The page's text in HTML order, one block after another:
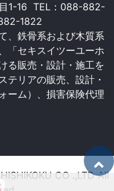
1-16 TEL：088-882-
1822
、鉄骨系および木質系
「セキスイツーユーホ
る販売・設計・施工を
テリアの販売、設計・
ーム）、損害保険代理
CO .,LTD All